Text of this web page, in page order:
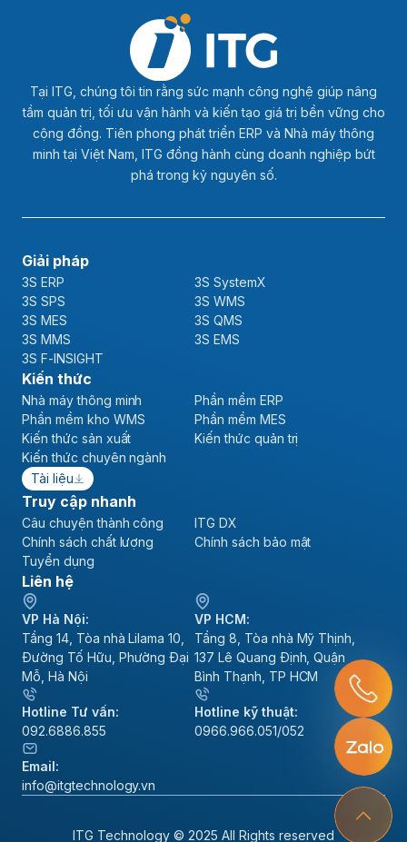
Tại ITG, chúng tôi tin rằng sức mạnh công nghệ giúp nâng
tầm quản trị, tối ưu vận hành và kiến tạo giá trị bền vững cho
cộng đồng. Tiên phong phát triển ERP và Nhà máy thông
minh tại Việt Nam, ITG đồng hành cùng doanh nghiệp bứt
phá trong kỷ nguyên số.
Giải pháp
3S ERP
3S SystemX
3S SPS
3S WMS
3S MES
3S QMS
3S MMS
3S EMS
3S F-INSIGHT
Kiến thức
Nhà máy thông minh
Phần mềm ERP
Phần mềm kho WMS
Phần mềm MES
Kiến thức sản xuất
Kiến thức quản trị
Kiến thức chuyên ngành
Tài liệu
Truy cập nhanh
Câu chuyện thành công
ITG DX
Chính sách chất lượng
Chính sách bảo mật
Tuyển dụng
Liên hệ
VP Hà Nội:
Tầng 14, Tòa nhà Lilama 10,
Đường Tố Hữu, Phường Đại
Mỗ, Hà Nội
VP HCM:
Tầng 8, Tòa nhà Mỹ Thịnh,
137 Lê Quang Định, Quận
Bình Thạnh, TP HCM
Hotline Tư vấn:
092.6886.855
Hotline kỹ thuật:
0966.966.051/052
Email:
info@itgtechnology.vn
ITG Technology © 2025 All Rights reserved